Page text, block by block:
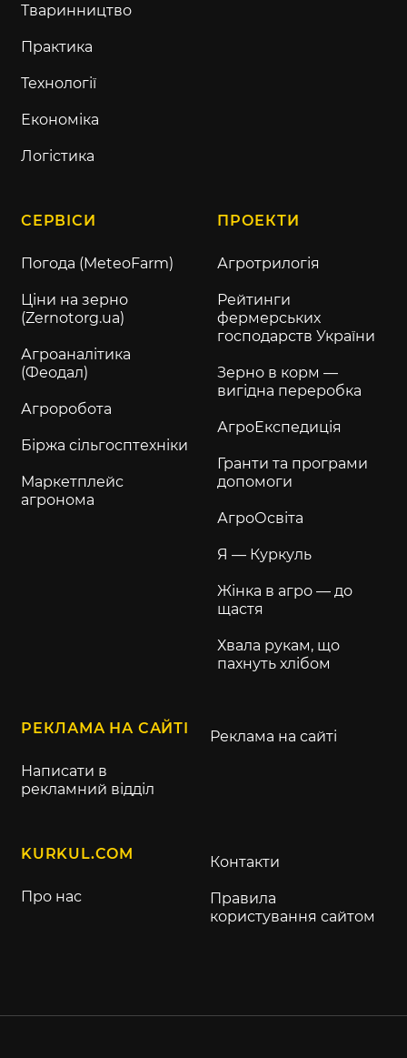
Тваринництво
Практика
Технології
Економіка
Логістика
СЕРВІСИ
Погода (MeteoFarm)
Ціни на зерно
(Zernotorg.ua)
Агроаналітика
(Феодал)
Агроробота
Біржа сільгосптехніки
Маркетплейс
агронома
ПРОЕКТИ
Агротрилогія
Рейтинги
фермерських
господарств України
Зерно в корм —
вигідна переробка
АгроЕкспедиція
Гранти та програми
допомоги
АгроОсвіта
Я — Куркуль
Жінка в агро — до
щастя
Хвала рукам, що
пахнуть хлібом
РЕКЛАМА НА САЙТІ
Написати в
рекламний відділ
Реклама на сайті
KURKUL.COM
Про нас
Контакти
Правила
користування сайтом